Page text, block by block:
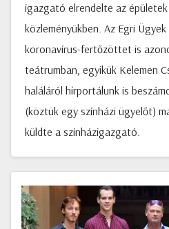
igazgató elrendelte az
közleményükben. Az Egri
koronavírus-fertőzöttet is
teátrumban, egyikük Kelemen
haláláról hírportálunk is
(köztük egy színházi ügyelőt)
küldte a színházigazgató.